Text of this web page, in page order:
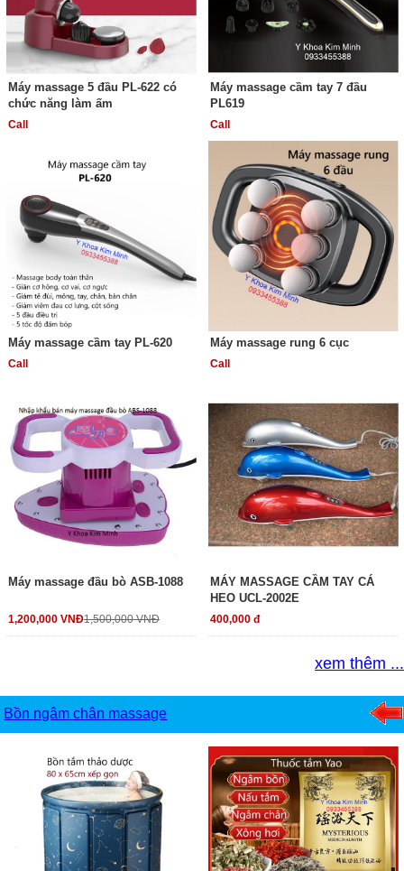
Máy massage 5 đầu PL-622 có
chức năng làm ấm
Call
Máy massage cầm tay 7 đầu
PL619
Call
Máy massage cầm tay PL-620
Call
Máy massage rung 6 cục
Call
Máy massage đầu bò ASB-1088
1,200,000 VNĐ1,500,000 VNĐ
MÁY MASSAGE CẦM TAY CÁ
HEO UCL-2002E
400,000 đ
xem thêm ...
Bồn ngâm chân massage